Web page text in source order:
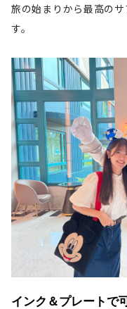
旅の始まりから最高の
す。
インク＆プレートで